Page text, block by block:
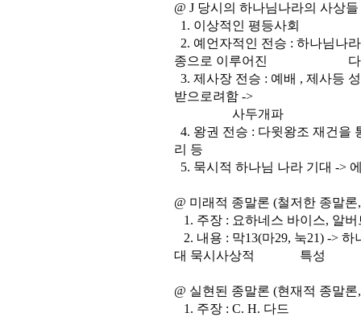
@ J 당시의 하나님나라의 사상들
1. 이상적인 평등사회
2. 예언자적인 전승 : 하나님나
종으로 이루어진 다. ->
3. 제사장 전승 : 예배 , 제사등
받으로려함 ->
사두개파
4. 왕권 전승 : 다윗왕조 재건을
리 등
5. 묵시적 하나님 나라 기대 ->
@ 미래적 종말론 (철저한 종말
1. 주장 : 요하네스 바이스, 알
2. 내용 : 막13(마29, 눅21) ->
대 묵시사상적 특성
@ 실현된 종말론 (현재적 종말
1. 주장 : C. H. 다드